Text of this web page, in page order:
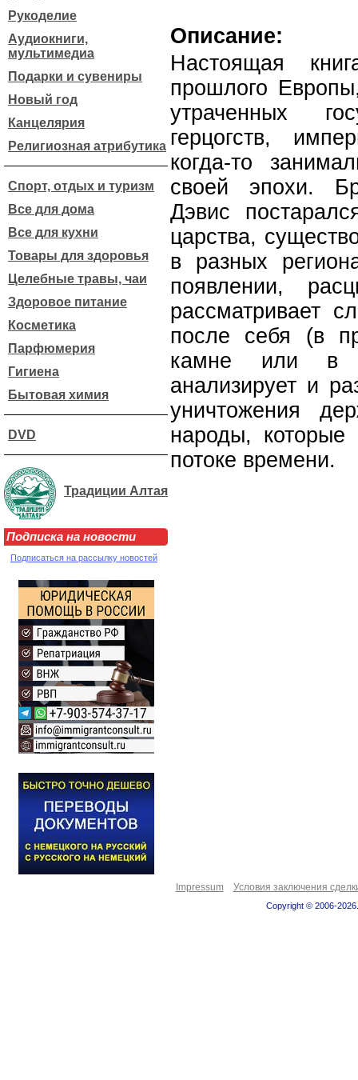
Рукоделие
Аудиокниги,
мультимедиа
Подарки и сувениры
Новый год
Канцелярия
Религиозная атрибутика
Спорт, отдых и туризм
Все для дома
Все для кухни
Товары для здоровья
Целебные травы, чаи
Здоровое питание
Косметика
Парфюмерия
Гигиена
Бытовая химия
DVD
Традиции Алтая
Подписка на новости
Подписаться на рассылку новостей
Описание:
Настоящая
прошлого
утраченных
герцогств,
когда-то
своей эпохи.
Дэвис
царства,
в разных
появлении,
рассматривает
после себя (в
камне или в
анализирует и
уничтожения
народы,
потоке времени.
Impressum Условия заключения
Copyright © 2006-